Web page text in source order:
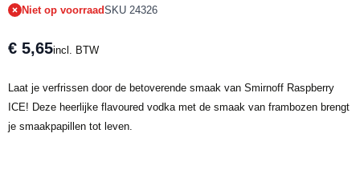
Niet op voorraadSKU 24326
€ 5,65incl. BTW
Laat je verfrissen door de betoverende smaak van Smirnoff Raspberry
ICE! Deze heerlijke flavoured vodka met de smaak van frambozen brengt
je smaakpapillen tot leven.